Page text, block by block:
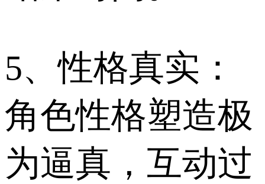
5、性格真实：
角色性格塑造极
为逼真，互动过